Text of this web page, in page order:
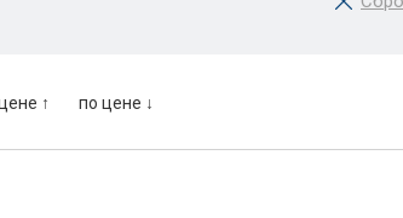
↑ по цене ↓